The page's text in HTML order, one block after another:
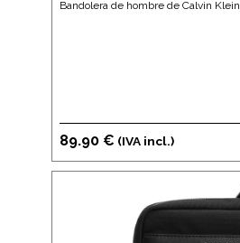
Bandolera de hombre de Calvin Klein
89.90 € (IVA incl.)